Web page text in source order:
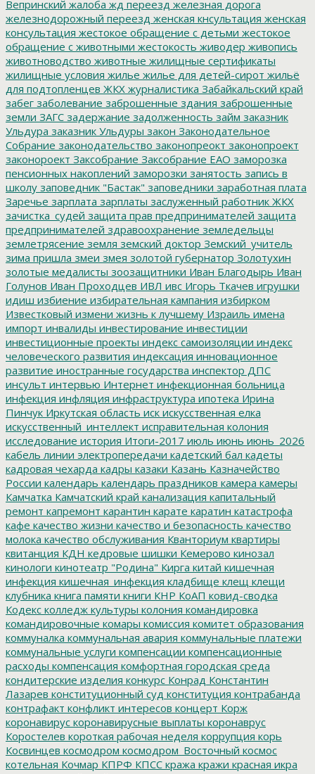
Вепринский жалоба жд переезд железная дорога
железнодорожный переезд женская кнсультация женская
консультация жестокое обращение с детьми жестокое
обращение с животными жестокость живодер живопись
животноводство животные жилищные сертификаты
жилищные условия жилье жилье для детей-сирот жильё
для подтопленцев ЖКХ журналистика Забайкальский край
забег заболевание заброшенные здания заброшенные
земли ЗАГС задержание задолженность займ заказник
Ульдура заказник Ульдуры закон Законодательное
Собрание законодательство законопреокт законопроект
законороект Заксобрание Заксобрание ЕАО заморозка
пенсионных накоплений заморозки занятость запись в
школу заповедник "Бастак" заповедники заработная плата
Заречье зарплата зарплаты заслуженный работник ЖКХ
зачистка_судей защита прав предпринимателей защита
предпринимателей здравоохранение земледельцы
землетрясение земля земский доктор Земский_учитель
зима пришла змеи змея золотой губернатор Золотухин
золотые медалисты зоозащитники Иван Благодырь Иван
Голунов Иван Проходцев ИВЛ ивс Игорь Ткачев игрушки
идиш избиение избирательная кампания избирком
Известковый измени жизнь к лучшему Израиль имена
импорт инвалиды инвестирование инвестиции
инвестиционные проекты индекс самоизоляции индекс
человеческого развития индексация инновационное
развитие иностранные государства инспектор ДПС
инсульт интервью Интернет инфекционная больница
инфекция инфляция инфраструктура ипотека Ирина
Пинчук Иркутская область иск искусственная елка
искусственный_интеллект исправительная колония
исследование история Итоги-2017 июль июнь июнь_2026
кабель линии электропередачи кадетский бал кадеты
кадровая чехарда кадры казаки Казань Казначейство
России календарь календарь праздников камера камеры
Камчатка Камчатский край канализация капитальный
ремонт капремонт карантин карате каратин катастрофа
кафе качество жизни качество и безопасность качество
молока качество обслуживания Кванториум квартиры
квитанция КДН кедровые шишки Кемерово кинозал
кинологи кинотеатр "Родина" Кирга китай кишечная
инфекция кишечная_инфекция кладбище клещ клещи
клубника книга памяти книги КНР КоАП ковид-сводка
Кодекс колледж культуры колония командировка
командировочные комары комиссия комитет образования
коммуналка коммунальная авария коммунальные платежи
коммунальные услуги компенсации компенсационные
расходы компенсация комфортная городская среда
кондитерские изделия конкурс Конрад Константин
Лазарев конституционный суд конституция контрабанда
контрафакт конфликт интересов концерт Корж
коронавирус коронавирусные выплаты коронаврус
Коростелев короткая рабочая неделя коррупция корь
Косвинцев космодром космодром_Восточный космос
котельная Кочмар КПРФ КПСС кража кражи красная икра